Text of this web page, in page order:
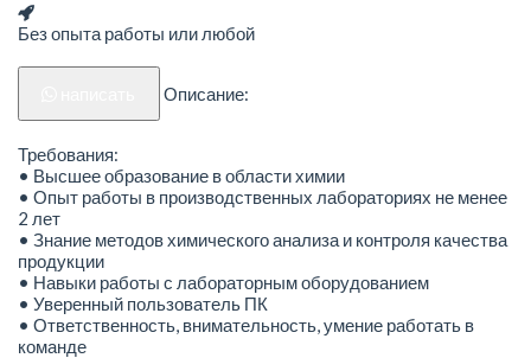
Без опыта работы или любой
Описание:
Требования:
• Высшее образование в области химии
• Опыт работы в производственных лабораториях не менее
2 лет
• Знание методов химического анализа и контроля качества
продукции
• Навыки работы с лабораторным оборудованием
• Уверенный пользователь ПК
• Ответственность, внимательность, умение работать в
команде